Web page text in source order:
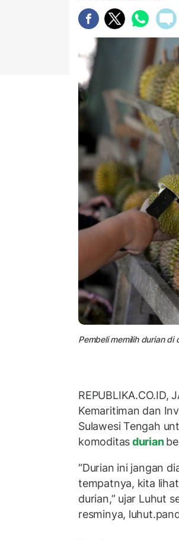
Pembeli memilih durian
REPUBLIKA.CO.ID,
Kemaritiman dan
Sulawesi Tengah
komoditasdurian
“Durian ini jangan
tempatnya, kita
durian,” ujar Luhut
resminya,